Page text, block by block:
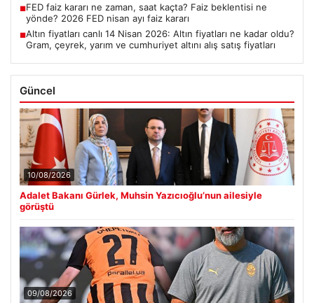
■FED faiz kararı ne zaman, saat kaçta? Faiz beklentisi ne
yönde? 2026 FED nisan ayı faiz kararı
■Altın fiyatları canlı 14 Nisan 2026: Altın fiyatları ne kadar oldu?
Gram, çeyrek, yarım ve cumhuriyet altını alış satış fiyatları
Güncel
10/08/2026
Adalet Bakanı Gürlek, Muhsin Yazıcıoğlu’nun ailesiyle
görüştü
09/08/2026